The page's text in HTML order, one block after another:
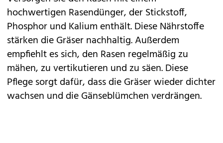
hochwertigen Rasendünger, der Stickstoff,
Phosphor und Kalium enthält. Diese Nährstoffe
stärken die Gräser nachhaltig. Außerdem
empfiehlt es sich, den Rasen regelmäßig zu
mähen, zu vertikutieren und zu säen. Diese
Pflege sorgt dafür, dass die Gräser wieder dichter
wachsen und die Gänseblümchen verdrängen.